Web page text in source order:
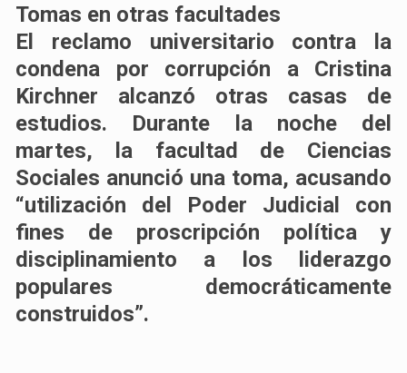
Tomas en otras facultades
El reclamo universitario contra la
condena por corrupción a Cristina
Kirchner alcanzó otras casas de
estudios. Durante la noche del
martes, la facultad de Ciencias
Sociales anunció una toma, acusando
“utilización del Poder Judicial con
fines de proscripción política y
disciplinamiento a los liderazgo
populares democráticamente
construidos”.